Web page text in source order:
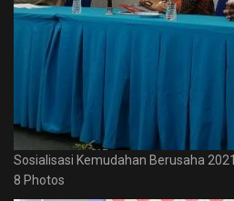
Sosialisasi Kemudahan Berusaha 2021
8 Photos